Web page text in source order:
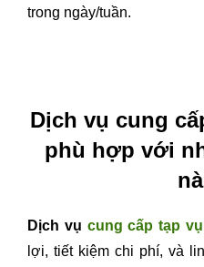
trong ngày/tuần.
Dịch vụ cung
phù hợp với
Dịch vụ cung cấp tạp
lợi, tiết kiệm chi phí, và